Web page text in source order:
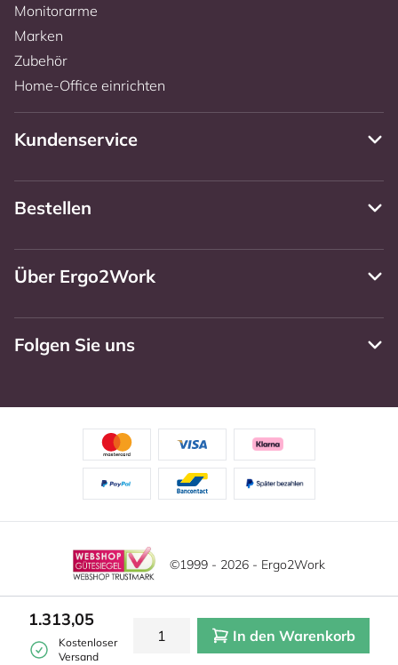
1.313,05
Kostenloser
Versand
In den Warenkorb
Monitorarme
Marken
Zubehör
Home-Office einrichten
Kundenservice
Bestellen
Über Ergo2Work
Folgen Sie uns
©1999 - 2026 - Ergo2Work
Haftungsausschluss
Allgemeine Geschäftsbedingungen
Cookie-Einstellungen
Diese Website verwendet Cookies. Lesen Sie unsere
Datenschutzerklärung für weitere Informationen.Mehr
|Verstecken